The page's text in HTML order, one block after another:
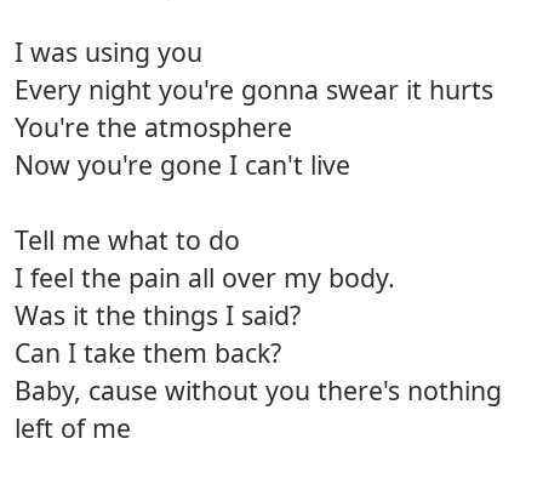
I was using you
Every night you're gonna swear it hurts
You're the atmosphere
Now you're gone I can't live
Tell me what to do
I feel the pain all over my body.
Was it the things I said?
Can I take them back?
Baby, cause without you there's nothing
left of me